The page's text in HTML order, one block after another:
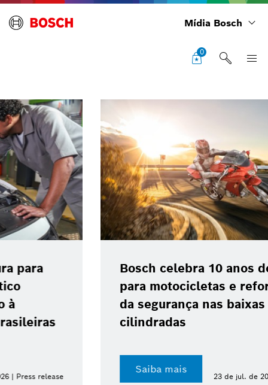
Mídia Bosch
0
Bosch celebra 10 anos do ABS 10
para motocicletas e reforça avanço
da segurança nas baixas
cilindradas
23 de jul. de 2026 | Press release